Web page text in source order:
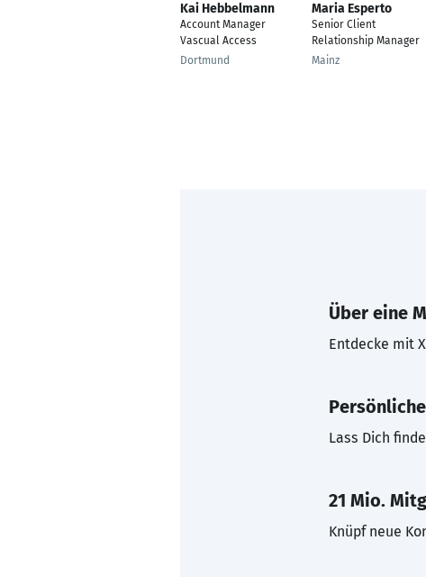
Kai Hebbelmann
Account Manager
Vascual Access
Dortmund
Maria Esperto
Senior Client
Relationship Manager
Mainz
Über eine
Entdecke mit
Lass Dich
21 Mio.
Knüpf neue